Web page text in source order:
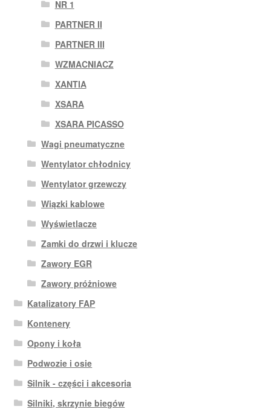
NR 1
PARTNER II
PARTNER III
WZMACNIACZ
XANTIA
XSARA
XSARA PICASSO
Wagi pneumatyczne
Wentylator chłodnicy
Wentylator grzewczy
Wiązki kablowe
Wyświetlacze
Zamki do drzwi i klucze
Zawory EGR
Zawory próżniowe
Katalizatory FAP
Kontenery
Opony i koła
Podwozie i osie
Silnik - części i akcesoria
Silniki, skrzynie biegów